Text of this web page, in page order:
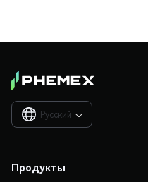
Русский 
Продукты